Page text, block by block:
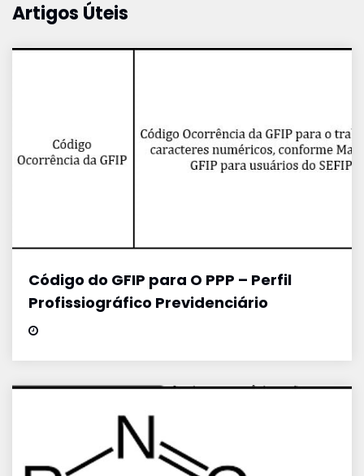
Artigos Úteis
Código do GFIP para O PPP – Perfil
Profissiográfico Previdenciário